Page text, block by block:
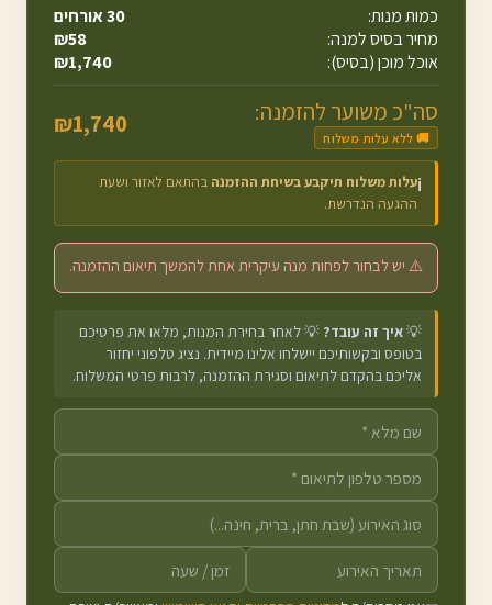
כמות מנות: 30אורחים
מחיר בסיס למנה:
₪58
אוכל מוכן (בסיס):
₪1,740
סה"כ משוער להזמנה:
🚚 ללא עלות משלוח ₪1,740
ℹ️עלות משלוח תיקבע בשיחת ההזמנה בהתאם לאזור ושעת
ההגעה הנדרשת.
⚠️ יש לבחור לפחות מנה עיקרית אחת להמשך תיאום ההזמנה.
💡איך זה עובד? 💡 לאחר בחירת המנות, מלאו את פרטיכם
בטופס ובקשותיכם יישלחו אלינו מיידית. נציג טלפוני יחזור
אליכם בהקדם לתיאום וסגירת ההזמנה, לרבות פרטי המשלוח.